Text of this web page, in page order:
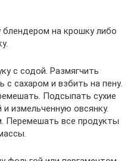
на крошку либо
с содой. Размягчить
с сахаром и взбить на пену.
Подсыпать сухие
измельченную овсянку.
Перемешать все продукты